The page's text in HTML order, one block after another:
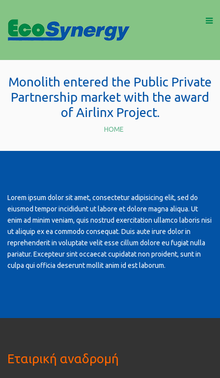
Monolith entered the Public Private
Partnership market with the award
of Airlinx Project.
HOME
Lorem ipsum dolor sit amet, consectetur adipisicing elit, sed do
eiusmod tempor incididunt ut labore et dolore magna aliqua. Ut
enim ad minim veniam, quis nostrud exercitation ullamco laboris nisi
ut aliquip ex ea commodo consequat. Duis aute irure dolor in
reprehenderit in voluptate velit esse cillum dolore eu fugiat nulla
pariatur. Excepteur sint occaecat cupidatat non proident, sunt in
culpa qui officia deserunt mollit anim id est laborum.
Εταιρική αναδρομή